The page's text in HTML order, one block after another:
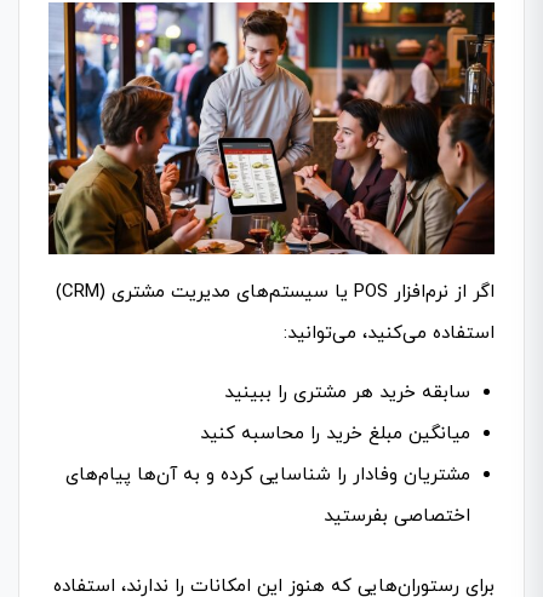
اگر از نرم‌افزار POS یا سیستم‌های مدیریت مشتری (CRM)
استفاده می‌کنید، می‌توانید:
سابقه خرید هر مشتری را ببینید
میانگین مبلغ خرید را محاسبه کنید
مشتریان وفادار را شناسایی کرده و به آن‌ها پیام‌های
اختصاصی بفرستید
برای رستوران‌هایی که هنوز این امکانات را ندارند، استفاده